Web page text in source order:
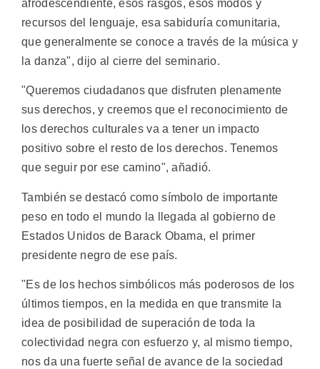
afrodescendiente, esos rasgos, esos modos y
recursos del lenguaje, esa sabiduría comunitaria,
que generalmente se conoce a través de la música y
la danza", dijo al cierre del seminario.
"Queremos ciudadanos que disfruten plenamente
sus derechos, y creemos que el reconocimiento de
los derechos culturales va a tener un impacto
positivo sobre el resto de los derechos. Tenemos
que seguir por ese camino", añadió.
También se destacó como símbolo de importante
peso en todo el mundo la llegada al gobierno de
Estados Unidos de Barack Obama, el primer
presidente negro de ese país.
"Es de los hechos simbólicos más poderosos de los
últimos tiempos, en la medida en que transmite la
idea de posibilidad de superación de toda la
colectividad negra con esfuerzo y, al mismo tiempo,
nos da una fuerte señal de avance de la sociedad